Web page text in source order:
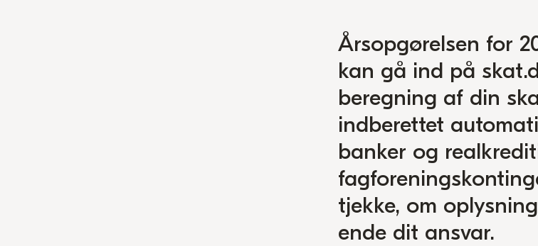
Årsopgørelsen for
kan gå ind på
beregning af din
indberettet
banker og
tjekke, om
ende dit ansvar.